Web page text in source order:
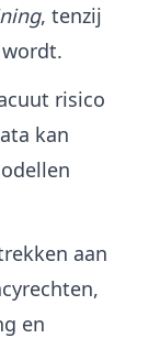
, tenzij
risico
kan
aan
en